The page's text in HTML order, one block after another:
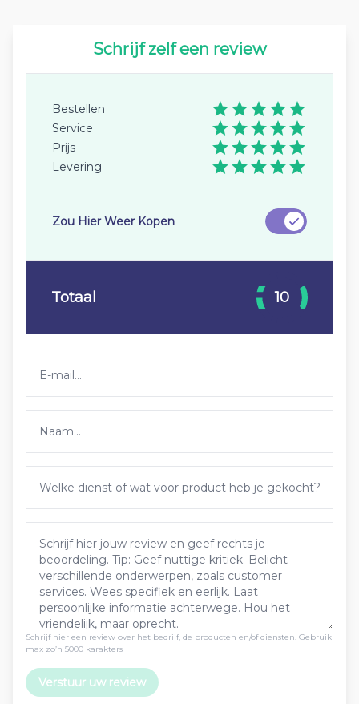
Schrijf zelf een review
Schrijf hier een review over het bedrijf, de producten en/of diensten. Gebruik
max zo’n 5000 karakters
Verstuur uw review
Bestellen
Service
Prijs
Levering
Zou Hier Weer Kopen
Totaal 10